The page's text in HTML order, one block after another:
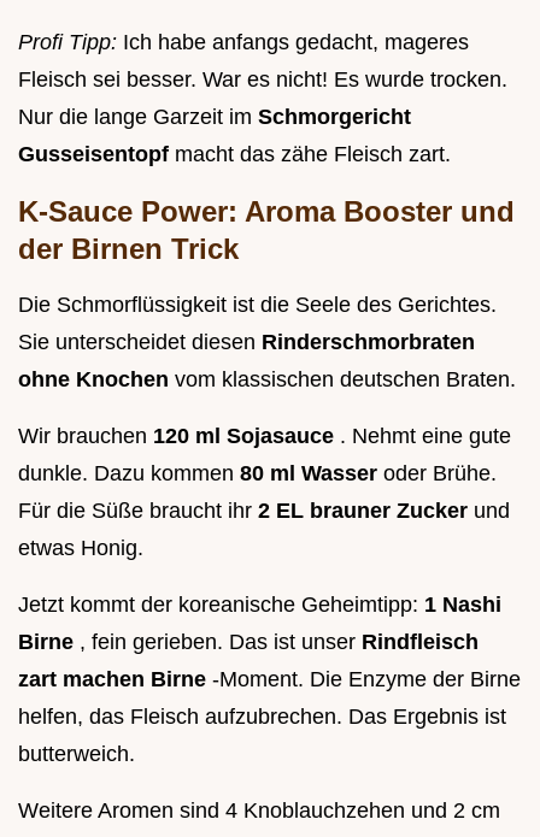
Profi Tipp: Ich habe anfangs gedacht, mageres
Fleisch sei besser. War es nicht! Es wurde trocken.
Nur die lange Garzeit im Schmorgericht
Gusseisentopf macht das zähe Fleisch zart.
K-Sauce Power: Aroma Booster und
der Birnen Trick
Die Schmorflüssigkeit ist die Seele des Gerichtes.
Sie unterscheidet diesen Rinderschmorbraten
ohne Knochen vom klassischen deutschen Braten.
Wir brauchen 120 ml Sojasauce . Nehmt eine gute
dunkle. Dazu kommen 80 ml Wasser oder Brühe.
Für die Süße braucht ihr 2 EL brauner Zucker und
etwas Honig.
Jetzt kommt der koreanische Geheimtipp: 1 Nashi
Birne , fein gerieben. Das ist unser Rindfleisch
zart machen Birne -Moment. Die Enzyme der Birne
helfen, das Fleisch aufzubrechen. Das Ergebnis ist
butterweich.
Weitere Aromen sind 4 Knoblauchzehen und 2 cm